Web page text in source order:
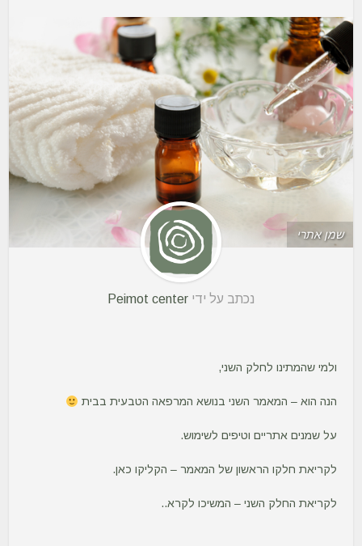
שמן אתרי
נכתב על ידי Peimot center
ולמי שהמתינו לחלק השני,
הנה הוא – המאמר השני בנושא המרפאה הטבעית בבית
על שמנים אתריים וטיפים לשימוש.
לקריאת חלקו הראשון של המאמר – הקליקו כאן.
לקריאת החלק השני – המשיכו לקרא..